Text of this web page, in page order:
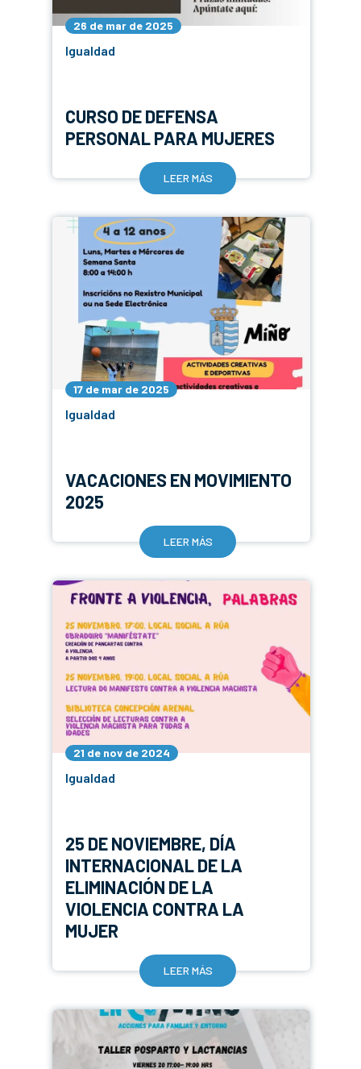
26 de mar de 2025
Igualdad
CURSO DE DEFENSA
PERSONAL PARA MUJERES
LEER MÁS
17 de mar de 2025
Igualdad
VACACIONES EN MOVIMIENTO
2025
LEER MÁS
21 de nov de 2024
Igualdad
25 DE NOVIEMBRE, DÍA
INTERNACIONAL DE LA
ELIMINACIÓN DE LA
VIOLENCIA CONTRA LA
MUJER
LEER MÁS